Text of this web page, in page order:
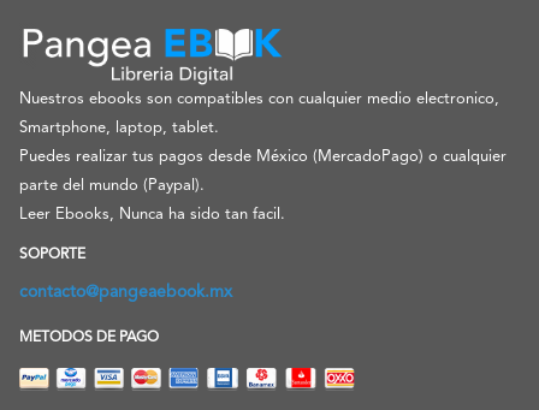
Nuestros ebooks son compatibles con cualquier medio electronico,
Smartphone, laptop, tablet.
Puedes realizar tus pagos desde México (MercadoPago) o cualquier
parte del mundo (Paypal).
Leer Ebooks, Nunca ha sido tan facil.
SOPORTE
contacto@pangeaebook.mx
METODOS DE PAGO